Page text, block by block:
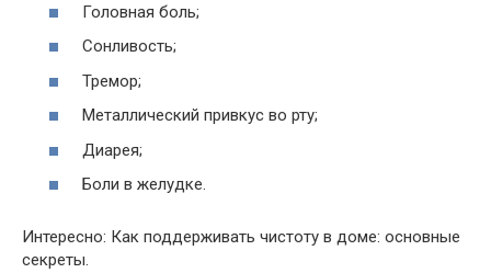
Головная боль;
Сонливость;
Тремор;
Металлический привкус во рту;
Диарея;
Боли в желудке.
Интересно: Как поддерживать чистоту в доме: основные
секреты.